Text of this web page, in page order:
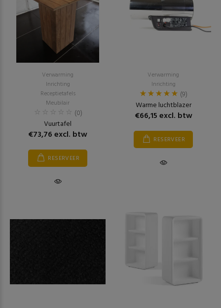
Verwarming
Inrichting
Receptietafels
Meubilair
(0)
Vuurtafel
€73,76 excl. btw
RESERVEER
Verwarming
Inrichting
(9)
Warme luchtblazer
€66,15 excl. btw
RESERVEER